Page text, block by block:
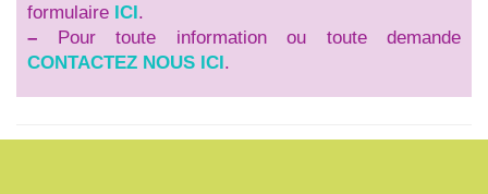
formulaire ICI.
– Pour toute information ou toute demande
CONTACTEZ NOUS ICI.